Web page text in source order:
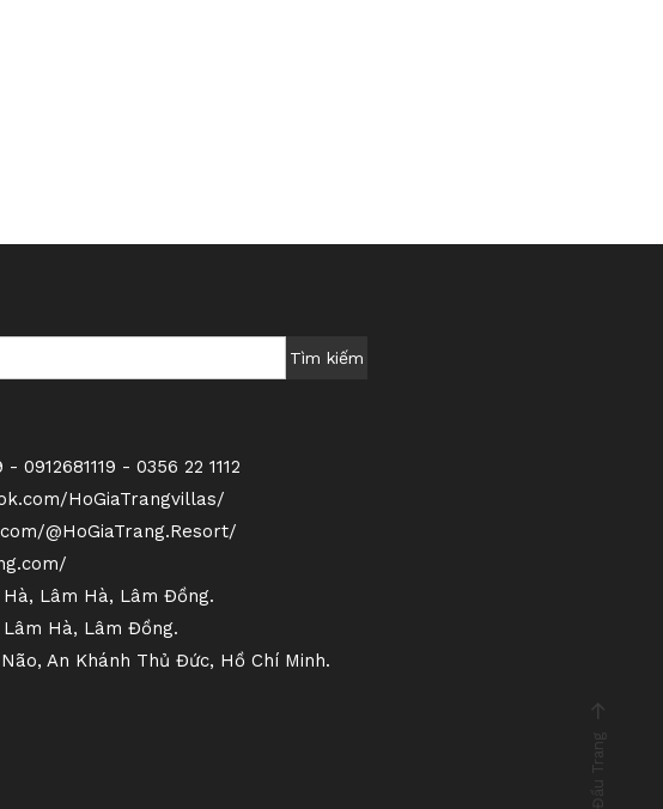
Tìm kiếm
0912681119 - 0356 22 1112
HoGiaTrangvillas/
@HoGiaTrang.Resort/
Lâm Hà, Lâm Đồng.
Hà, Lâm Đồng.
An Khánh Thủ Đức, Hồ Chí Minh.